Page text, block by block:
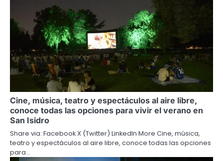
Cine, música, teatro y espectáculos al aire libre,
conoce todas las opciones para vivir el verano en
San Isidro
Share via: Facebook X (Twitter) LinkedIn More Cine, música,
teatro y espectáculos al aire libre, conoce todas las opciones
para…